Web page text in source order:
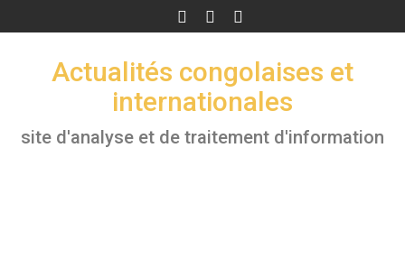
to
Actualités congolaises et
internationales
site d'analyse et de traitement d'information